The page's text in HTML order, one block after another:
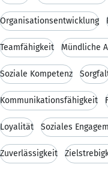
Organisationsentwicklung
Teamfähigkeit Mündliche
Soziale Kompetenz
Kommunikationsfähigkeit
Loyalität Soziales
Zuverlässigkeit